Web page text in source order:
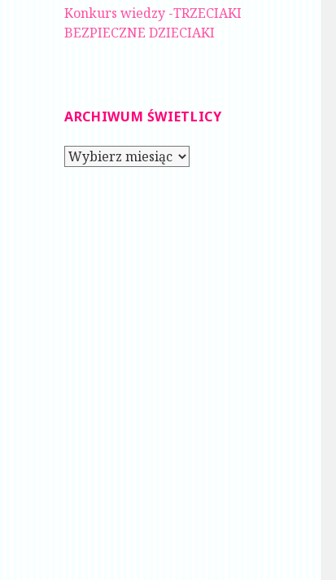
Konkurs wiedzy -TRZECIAKI
BEZPIECZNE DZIECIAKI
ARCHIWUM ŚWIETLICY
Archiwum